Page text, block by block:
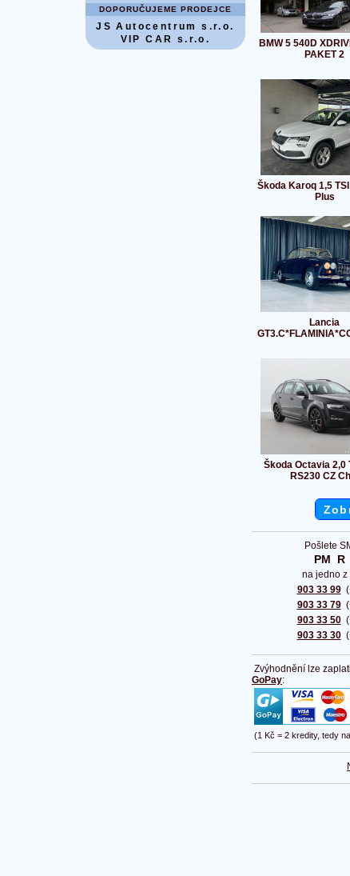
DOPORUČUJEME PRODEJCE
JS Autocentrum s.r.o.
VIP CAR s.r.o.
BMW 5 540D
PAKET 2
Škoda Karoq 1,5
Plus
Lancia
Škoda Octavia 2,0
RS230 CZ
Pošlete
PM  R
na jedno z
903 33 99
903 33 79
903 33 50
903 33 30
Zvýhodnění lze
GoPay:
(1 Kč = 2 kredity, tedy